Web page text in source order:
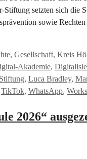
setzten sich die
sowie
, Gesellschaft, Kreis
Akademie,
, Luca Bradley,
TikTok, WhatsApp,
2026“